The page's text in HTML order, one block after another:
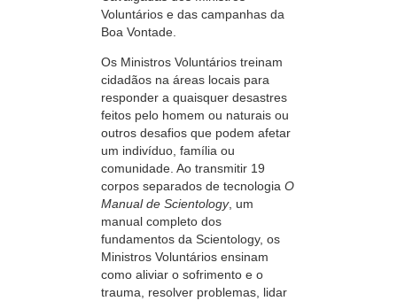
Voluntários e das campanhas da
Boa Vontade.
Os Ministros Voluntários treinam
cidadãos na áreas locais para
responder a quaisquer desastres
feitos pelo homem ou naturais ou
outros desafios que podem afetar
um indivíduo, família ou
comunidade. Ao transmitir 19
corpos separados de tecnologia O
Manual de Scientology, um
manual completo dos
fundamentos da Scientology, os
Ministros Voluntários ensinam
como aliviar o sofrimento e o
trauma, resolver problemas, lidar